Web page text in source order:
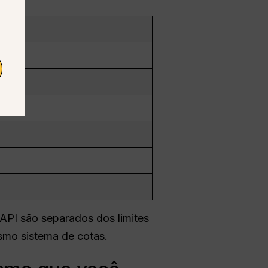
são separados dos limites
sistema de cotas.